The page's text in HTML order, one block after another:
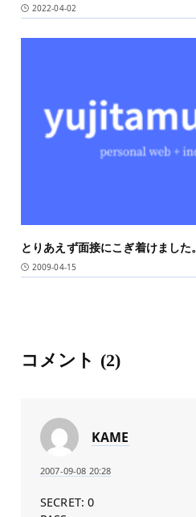
2022-04-02
とりあえず面接にこぎ着けました。
2009-04-15
コメント (2)
KAME
2007-09-08 20:28
SECRET: 0